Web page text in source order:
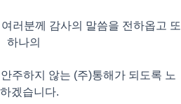
러분께 감사의 말씀을 전하옵고 또
하나의
주하지 않는 (주)통해가 되도록 노
겠습니다.